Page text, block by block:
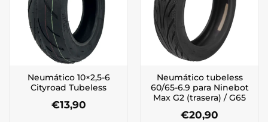
Neumático 10×2,5-6
Cityroad Tubeless
€13,90
Neumático tubeless
60/65-6.9 para Ninebot
Max G2 (trasera) / G65
€20,90